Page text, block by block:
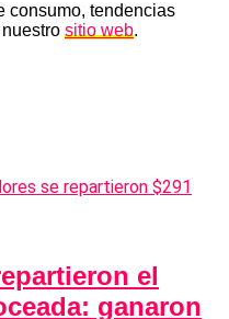
consumo, tendencias
sitio web.
el
ganaron